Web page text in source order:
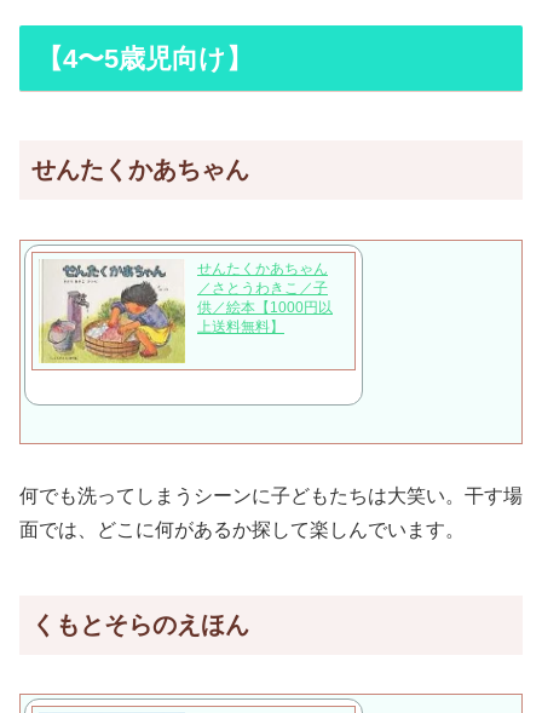
【4〜5歳児向け】
せんたくかあちゃん
せんたくかあちゃん
／さとうわきこ／子
供／絵本【1000円以
上送料無料】
何でも洗ってしまうシーンに子どもたちは大笑い。干す場
面では、どこに何があるか探して楽しんでいます。
くもとそらのえほん